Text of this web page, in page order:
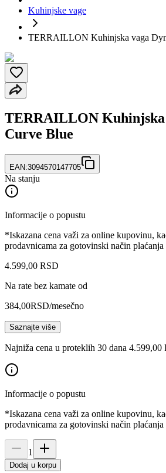
Kuhinjske vage
TERRAILLON Kuhinjska vaga
TERRAILLON Kuhinjska
Curve Blue
EAN:3094570147705
Na stanju
Informacije o popustu
*Iskazana cena važi za online kupovinu,
prodavnicama za gotovinski način plaćanja
4.599,00 RSD
Na rate bez kamate od
384,00RSD/mesečno
Saznajte više
Najniža cena u proteklih 30 dana 4.599,00
Informacije o popustu
*Iskazana cena važi za online kupovinu,
prodavnicama za gotovinski način plaćanja
1
Dodaj u korpu